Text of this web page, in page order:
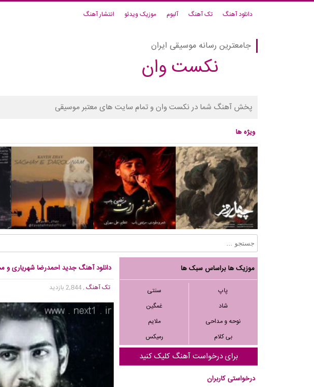
دانلود آهنگ تک آهنگ آلبوم موزیک ویدئو انتشار آهنگ
جامعترین رسانه موسیقی ایران
نکست وان
پخش آهنگ شما در نکست وان و تمام سایت های معتبر موسیقی
ویژه ها
موزیک ها براساس سبک ها
پاپ
سنتی
شاد
غمگین
نوحه و مداحی
ملایم
بی کلام
رمیکس
برای درخواست آهنگ کلیک کنید
درخواستی کاربران
دانلود آهنگ جدید احمدرضا شهریاری و
تک آهنگ, 2,844 بازدید